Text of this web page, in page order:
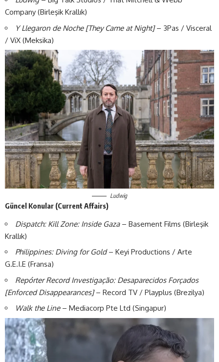
Company (Birleşik Krallık)
Y Llegaron de Noche [They Came at Night]– 3Pas / Visceral
/ ViX (Meksika)
Ludwig
Güncel Konular (Current Affairs)
Dispatch: Kill Zone: Inside Gaza– Basement Films (Birleşik
Krallık)
Philippines: Diving for Gold– Keyi Productions / Arte
G.E.I.E (Fransa)
Repórter Record Investigação: Desaparecidos Forçados
[Enforced Disappearances]– Record TV / Playplus (Brezilya)
Walk the Line– Mediacorp Pte Ltd (Singapur)